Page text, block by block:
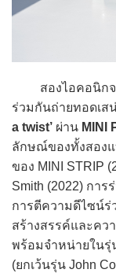
สองไอคอนิกจา
ร่วมกันถ่ายทอดเส
a twist’ ผ่าน MINI
ลักษณ์ของทั้งสองแ
ของ MINI STRIP
Smith (2022) กา
การตีความดีไซน์
สร้างสรรค์และคว
พร้อมจำหน่ายในรุ่
(ยกเว้นรุ่น John